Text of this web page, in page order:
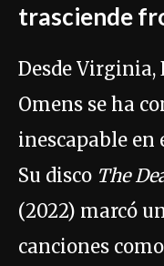
trasciende
Desde Virginia,
Omens se ha
inescapable en
Su disco The
(2022) marcó
canciones